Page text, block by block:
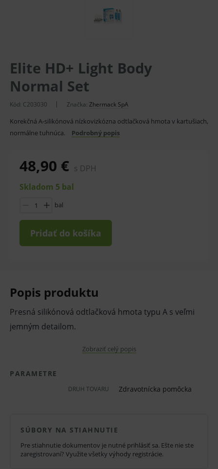
Elite HD+ Light Body
Normal Set
Kód: C203030 Značka: Zhermack SpA
Korekčná A-silikónová nízkovizkózna odtlačková hmota v kartušiach,
normálne tuhnúca.
Podrobný popis
48,90 € s DPH
Skladom 5 bal
bal
Pridať do košíka
Popis produktu
Presná silikónová odtlačková hmota typu A s veľmi
jemným detailom.
normálne tuhnúci hydrofilný vinyl polysiloxan
s nízkou viskozitou na korekčný (druhý)
odtlačkovania alebo techniku odtlačkovania v
jednom kroku.
Zobraziť celý popis
PARAMETRE
DRUH TOVARU Zdravotnícka pomôcka
SÚBORY NA STIAHNUTIE
Pre stiahnutie dokumentov je nutné prihlásiť sa. Ešte nie ste
zaregistrovaní? Využite všetky výhody registrácie.